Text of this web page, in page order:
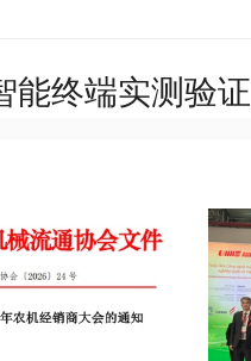
能终端实测验证